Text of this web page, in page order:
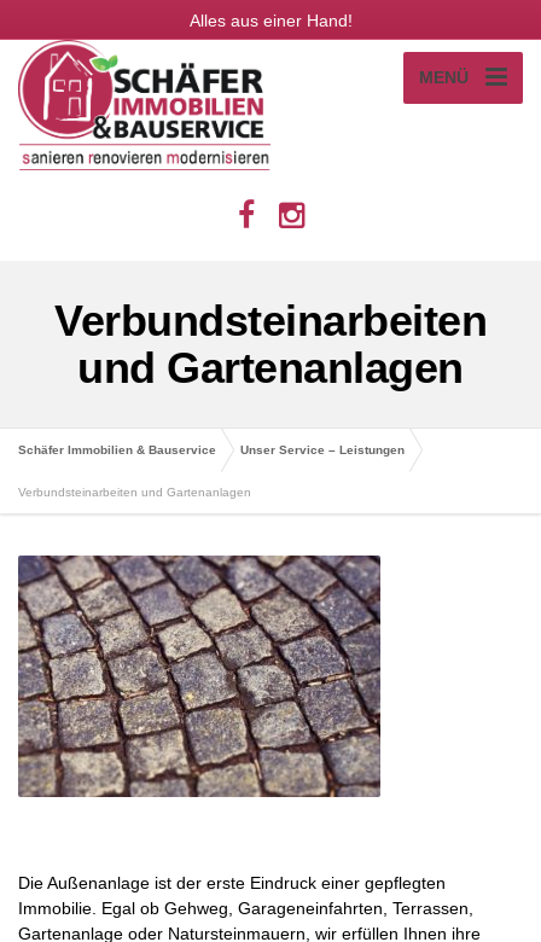
Alles aus einer Hand!
MENÜ
Verbundsteinarbeiten
und Gartenanlagen
Schäfer Immobilien & Bauservice Unser Service – Leistungen
Verbundsteinarbeiten und Gartenanlagen
Die Außenanlage ist der erste Eindruck einer gepflegten
Immobilie. Egal ob Gehweg, Garageneinfahrten, Terrassen,
Gartenanlage oder Natursteinmauern, wir erfüllen Ihnen ihre